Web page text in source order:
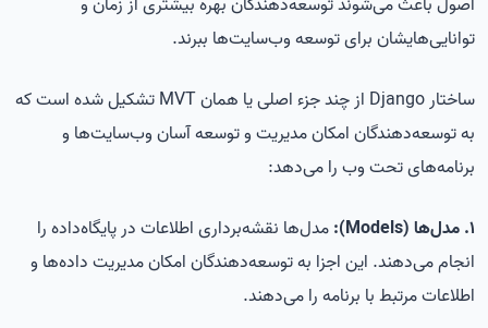
توانایی‌هایشان برای توسعه وب‌سایت‌ها ببرند.
ساختار Django از چند جزء اصلی یا همان MVT تشکیل شده است که
به توسعه‌دهندگان امکان مدیریت و توسعه آسان وب‌سایت‌ها و
برنامه‌های تحت وب را می‌دهد:
1. مدل‌ها (Models):
مدل‌ها نقشه‌برداری اطلاعات در پایگاه‌داده را
انجام می‌دهند. این اجزا به توسعه‌دهندگان امکان مدیریت داده‌ها و
اطلاعات مرتبط با برنامه را می‌دهند.